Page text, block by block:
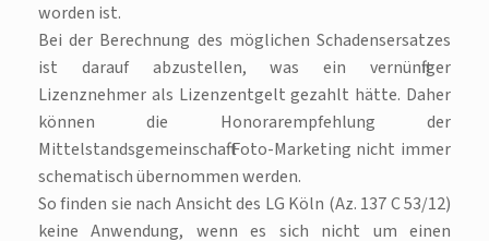
worden ist.
Bei der Berechnung des möglichen Schadensersatzes
ist darauf abzustellen, was ein vernünftiger
Lizenznehmer als Lizenzentgelt gezahlt hätte. Daher
können die Honorarempfehlung der
Mittelstandsgemeinschaft Foto-Marketing nicht immer
schematisch übernommen werden.
So finden sie nach Ansicht des LG Köln (Az. 137 C 53/12)
keine Anwendung, wenn es sich nicht um einen